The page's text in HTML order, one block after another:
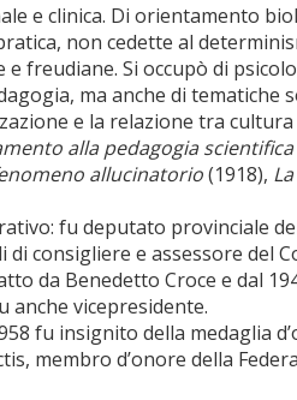
e clinica. Di orientamento
non cedette al
freudiane. Si occupò di
ma anche di tematiche
e la relazione tra
alla pedagogia scientifica
allucinatorio(1918),
fu deputato provinciale
consigliere e assessore del
da Benedetto Croce e dal
anche vicepresidente.
fu insignito della medaglia
membro d’onore della